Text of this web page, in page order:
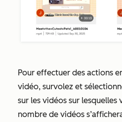
Pour effectuer des actions
vidéo, survolez et
sur les vidéos sur lesquelles
nombre de vidéos